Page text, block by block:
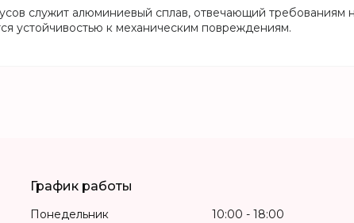
служит алюминиевый сплав, отвечающий
устойчивостью к механическим повреждениям.
График работы
Понедельник 10:00
18:00